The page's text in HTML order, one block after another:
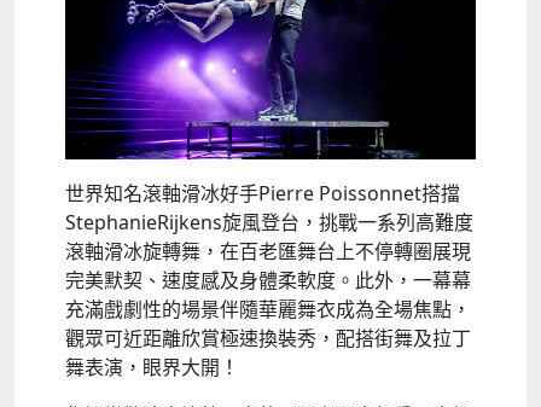
世界知名滾軸滑冰好手Pierre Poissonnet搭擋
StephanieRijkens旋風登台，挑戰一系列高難度
滾軸滑冰旋轉舞，在百老匯舞台上不停轉圈展現
完美默契、速度感及身體柔軟度。此外，一幕幕
充滿戲劇性的場景伴隨華麗舞衣成為全場焦點，
觀眾可近距離欣賞極速換裝秀，配搭街舞及拉丁
舞表演，眼界大開！